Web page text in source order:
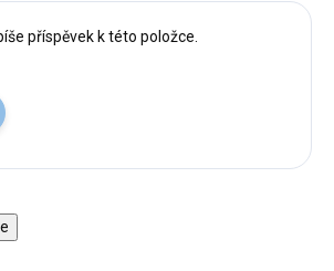
příspěvek k této položce.